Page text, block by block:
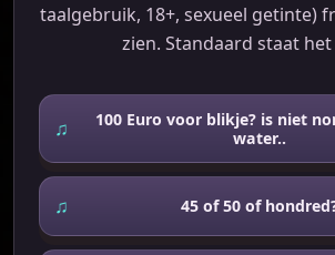
taalgebruik, 18+, sexueel getinte)
zien. Standaard staat het
100 Euro voor blikje? is niet
water..
45 of 50 of